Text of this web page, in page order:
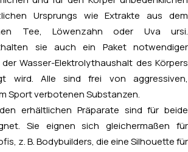
Ursprungs wie Extrakte aus dem
Tee, Löwenzahn oder Uva ursi.
sie auch ein Paket notwendiger
Wasser-Elektrolythaushalt des Körpers
wird. Alle sind frei von aggressiven,
Sport verbotenen Substanzen.
erhältlichen Präparate sind für beide
Sie eignen sich gleichermaßen für
z. B. Bodybuilders, die eine Silhouette für